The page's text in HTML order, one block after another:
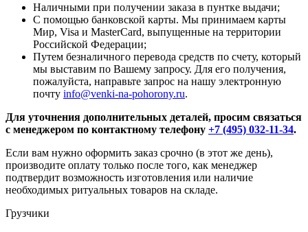
Наличными при получении заказа в пунтке выдачи;
С помощью банковской карты. Мы принимаем карты
Мир, Visa и MasterCard, выпущенные на территории
Российской Федерации;
Путем безналичного перевода средств по счету, который
мы выставим по Вашему запросу. Для его получения,
пожалуйста, направьте запрос на нашу электронную
почту info@venki-na-pohorony.ru.
Для уточнения дополнительных деталей, просим связаться
с менеджером по контактному телефону +7 (495) 032-11-34.
Если вам нужно оформить заказ срочно (в этот же день),
производите оплату только после того, как менеджер
подтвердит возможность изготовления или наличие
необходимых ритуальных товаров на складе.
Грузчики